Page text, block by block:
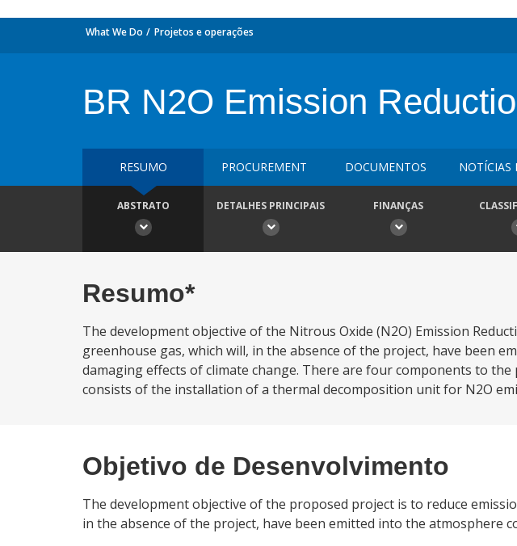
What We Do Projetos e operações
BR N2O Emission
RESUMO PROCUREMENT DOCUMENTOS NOTÍCIAS
ABSTRATO DETALHES PRINCIPAIS FINANÇAS
Resumo*
The development objective of the Nitrous Oxide (N2O) Emission
greenhouse gas, which will, in the absence of the project, have been
damaging effects of climate change. There are four components to
consists of the installation of a thermal decomposition unit for N2O
Objetivo de Desenvolvimento
The development objective of the proposed project is to reduce
in the absence of the project, have been emitted into the atmosphere